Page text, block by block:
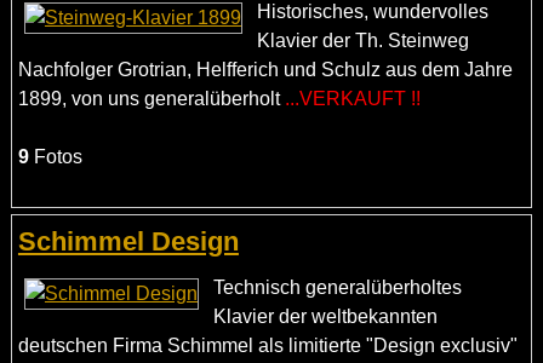
Historisches, wundervolles
Klavier der Th. Steinweg
Nachfolger Grotrian, Helfferich und Schulz aus dem Jahre
1899, von uns generalüberholt ...VERKAUFT !!
9Fotos
Schimmel Design
Technisch generalüberholtes
Klavier der weltbekannten
deutschen Firma Schimmel als limitierte "Design exclusiv"